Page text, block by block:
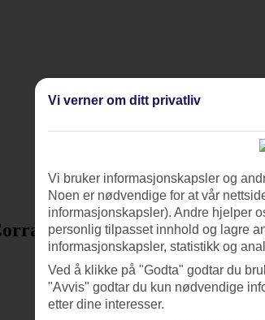
Vi verner om ditt privatliv
Vi bruker informasjonskapsler og
Noen er nødvendige for at vår
informasjonskapsler). Andre hjelper
personlig tilpasset innhold og lagre
informasjonskapsler, statistikk og
Ved å klikke på "Godta" godtar du
"Avvis" godtar du kun nødvendige
etter dine interesser.